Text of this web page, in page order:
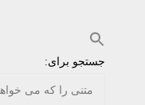
جستجو برای: